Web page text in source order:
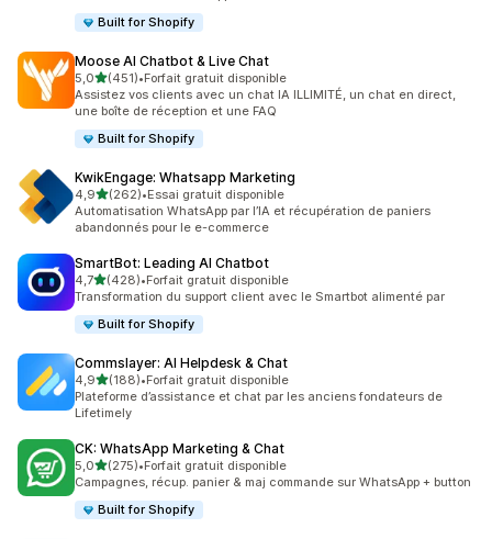
Built for Shopify
Moose AI Chatbot & Live Chat
5,0étoile(s) sur 5
(451)
451 avis au total
•Forfait gratuit disponible
Assistez vos clients avec un chat IA ILLIMITÉ, un chat en direct,
une boîte de réception et une FAQ
Built for Shopify
KwikEngage: Whatsapp Marketing
4,9étoile(s) sur 5
(262)
262 avis au total
•Essai gratuit disponible
Automatisation WhatsApp par l’IA et récupération de paniers
abandonnés pour le e-commerce
SmartBot: Leading AI Chatbot
4,7étoile(s) sur 5
(428)
428 avis au total
•Forfait gratuit disponible
Transformation du support client avec le Smartbot alimenté par
Built for Shopify
Commslayer: AI Helpdesk & Chat
4,9étoile(s) sur 5
(188)
188 avis au total
•Forfait gratuit disponible
Plateforme d’assistance et chat par les anciens fondateurs de
Lifetimely
CK: WhatsApp Marketing & Chat
5,0étoile(s) sur 5
(275)
275 avis au total
•Forfait gratuit disponible
Campagnes, récup. panier & maj commande sur WhatsApp + button
Built for Shopify